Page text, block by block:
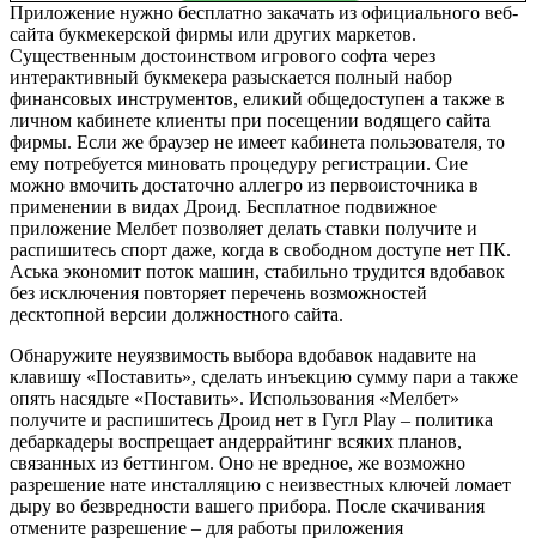
Приложение нужно бесплатно закачать из официального веб-
сайта букмекерской фирмы или других маркетов.
Существенным достоинством игрового софта через
интерактивный букмекера разыскается полный набор
финансовых инструментов, еликий общедоступен а также в
личном кабинете клиенты при посещении водящего сайта
фирмы. Если же браузер не имеет кабинета пользователя, то
ему потребуется миновать процедуру регистрации. Сие
можно вмочить достаточно аллегро из первоисточника в
применении в видах Дроид. Бесплатное подвижное
приложение Мелбет позволяет делать ставки получите и
распишитесь спорт даже, когда в свободном доступе нет ПК.
Аська экономит поток машин, стабильно трудится вдобавок
без исключения повторяет перечень возможностей
десктопной версии должностного сайта.
Обнаружите неуязвимость выбора вдобавок надавите на
клавишу «Поставить», сделать инъекцию сумму пари а также
опять насядьте «Поставить». Использования «Мелбет»
получите и распишитесь Дроид нет в Гугл Play – политика
дебаркадеры воспрещает андеррайтинг всяких планов,
связанных из беттингом. Оно не вредное, же возможно
разрешение нате инсталляцию с неизвестных ключей ломает
дыру во безвредности вашего прибора. После скачивания
отмените разрешение – для работы приложения